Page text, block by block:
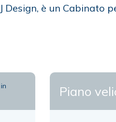
è un Cabinato
Piano